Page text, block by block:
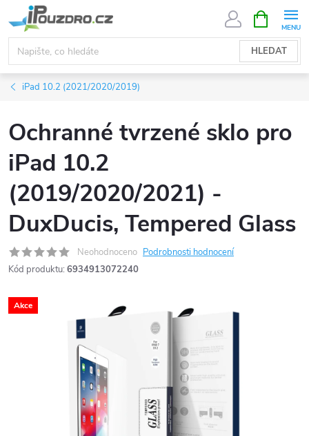
na
obsah
HLEDAT
NÁKUPNÍ
KOŠÍK
iPad 10.2 (2021/2020/2019)
Ochranné tvrzené sklo pro
iPad 10.2
(2019/2020/2021) -
DuxDucis, Tempered Glass
Neohodnoceno Podrobnosti hodnocení
Kód produktu: 6934913072240
Akce